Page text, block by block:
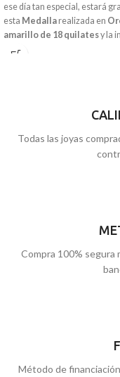
ese día tan especial, estará
esta Medallarealizada en
amarillo de 18 quilatesy la
relieve del
tiendas de Málaga y Melilla,
enviamos a casa.
Todas las joyas
Compra 100%
Método de